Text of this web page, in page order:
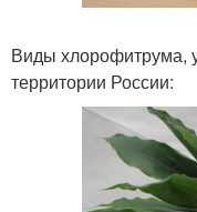
Виды хлорофитрума,
территории России: